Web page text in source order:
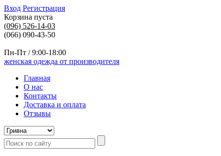
Вход Регистрация
Корзина пуста
(096) 526-14-03
(066) 090-43-50
Пн-Пт / 9:00-18:00
женская одежда от производителя
Главная
О нас
Контакты
Доставка и оплата
Отзывы